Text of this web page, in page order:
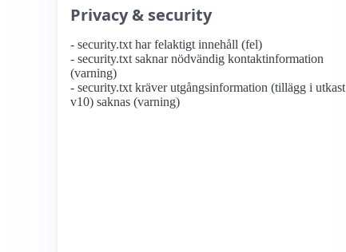
Privacy & security
- security.txt har felaktigt innehåll (fel)
- security.txt saknar nödvändig kontaktinformation
(varning)
- security.txt kräver utgångsinformation (tillägg i utkast
v10) saknas (varning)